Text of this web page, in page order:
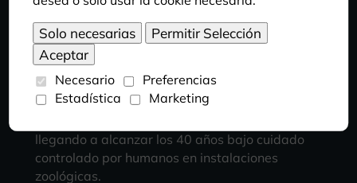
norte de la India, China, Mongolia y sur de Siberia.
LONGEVIDAD
llegando a alcanzar los 40 años bajo cuidado
controlado por humanos en instalaciones
zoológicas.
Necesario
Preferencias
Estadística
Marketing